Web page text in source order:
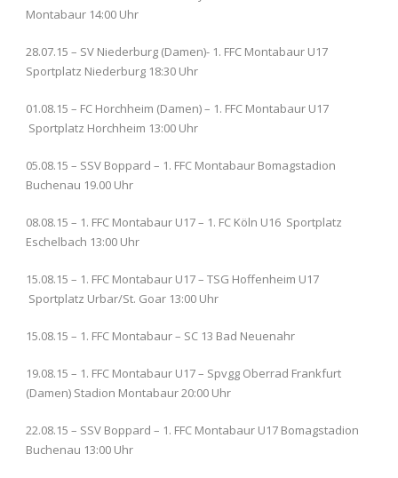
Montabaur 14:00 Uhr
28.07.15 – SV Niederburg (Damen)- 1. FFC Montabaur U17
Sportplatz Niederburg 18:30 Uhr
01.08.15 – FC Horchheim (Damen) – 1. FFC Montabaur U17
Sportplatz Horchheim 13:00 Uhr
05.08.15 – SSV Boppard – 1. FFC Montabaur Bomagstadion
Buchenau 19.00 Uhr
08.08.15 – 1. FFC Montabaur U17 – 1. FC Köln U16 Sportplatz
Eschelbach 13:00 Uhr
15.08.15 – 1. FFC Montabaur U17 – TSG Hoffenheim U17
Sportplatz Urbar/St. Goar 13:00 Uhr
15.08.15 – 1. FFC Montabaur – SC 13 Bad Neuenahr
19.08.15 – 1. FFC Montabaur U17 – Spvgg Oberrad Frankfurt
(Damen) Stadion Montabaur 20:00 Uhr
22.08.15 – SSV Boppard – 1. FFC Montabaur U17 Bomagstadion
Buchenau 13:00 Uhr